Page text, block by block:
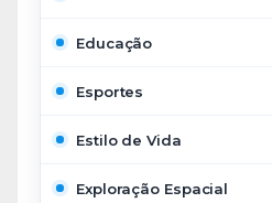
Educação
Esportes
Estilo de Vida
Exploração Espacial